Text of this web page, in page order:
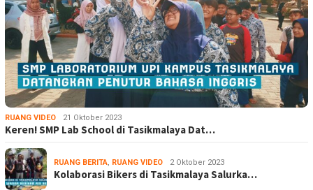
RUANG VIDEO 21 Oktober 2023
Keren! SMP Lab School di Tasikmalaya Dat…
RUANG BERITA, RUANG VIDEO 2 Oktober 2023
Kolaborasi Bikers di Tasikmalaya Salurka…